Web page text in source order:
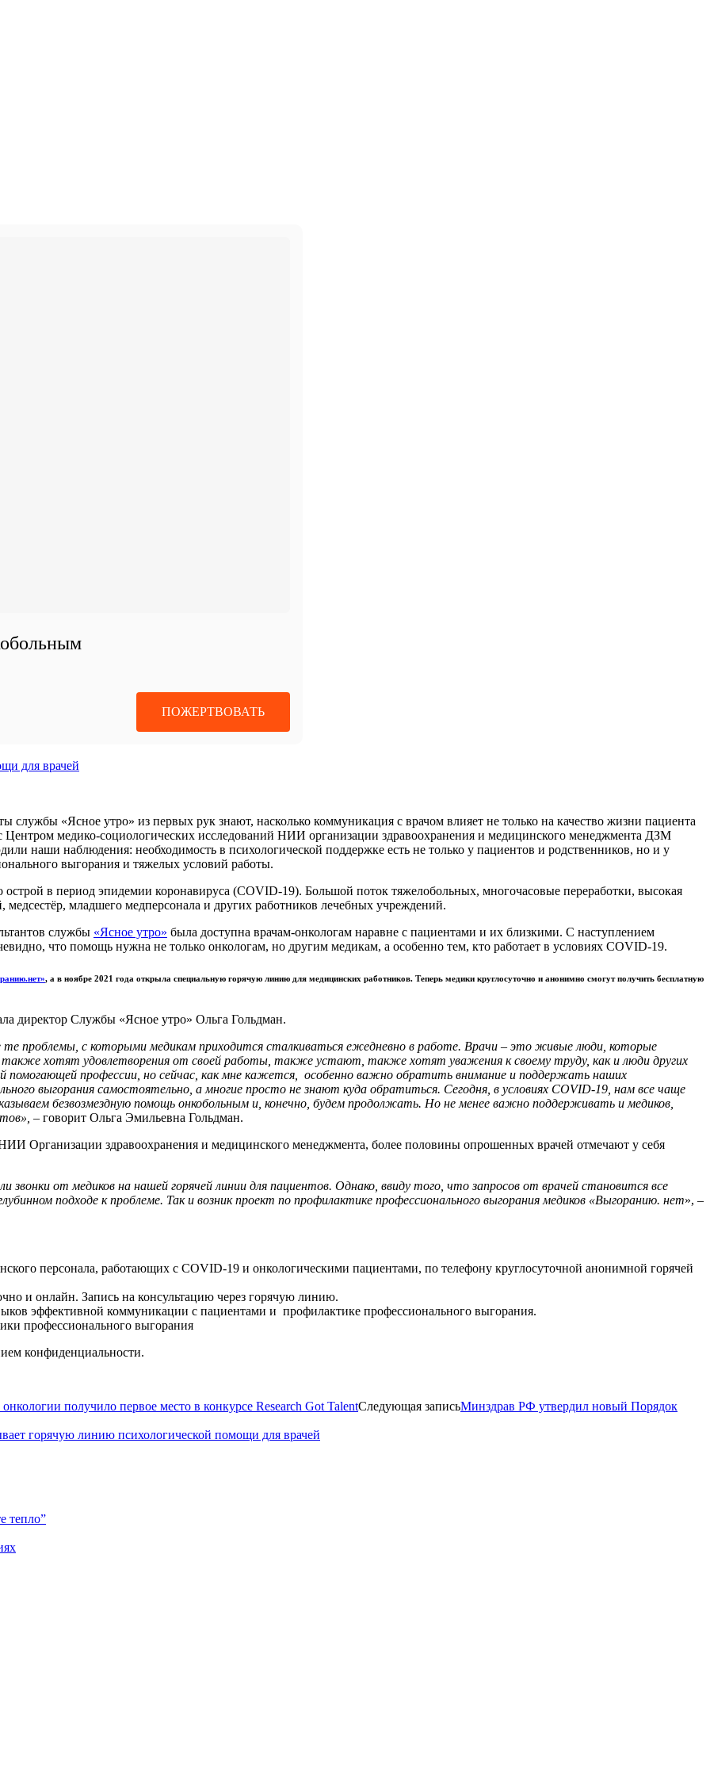
ПОЖЕРТВОВАТЬ
для врачей
службы «Ясное утро» из первых рук знают, насколько коммуникация с врачом влияет не только на качество жизни пациента
медико-социологических исследований НИИ организации здравоохранения и медицинского менеджмента ДЗМ
наши наблюдения: необходимость в психологической поддержке есть не только у пациентов и родственников, но и у
выгорания и тяжелых условий работы.
острой в период эпидемии коронавируса (COVID-19). Большой поток тяжелобольных, многочасовые переработки, высокая
медсестёр, младшего медперсонала и других работников лечебных учреждений.
службы «Ясное утро» была доступна врачам-онкологам наравне с пациентами и их близкими. С наступлением
что помощь нужна не только онкологам, но другим медикам, а особенно тем, кто работает в условиях COVID-19.
, а в ноябре 2021 года открыла специальную горячую линию для медицинских работников. Теперь медики круглосуточно и анонимно смогут получить бесплатную
директор Службы «Ясное утро» Ольга Гольдман.
те проблемы, с которыми медикам приходится сталкиваться ежедневно в работе. Врачи – это живые люди, которые
хотят удовлетворения от своей работы, также устают, также хотят уважения к своему труду, как и люди других
помогающей профессии, но сейчас, как мне кажется, особенно важно обратить внимание и поддержать наших
выгорания самостоятельно, а многие просто не знают куда обратиться. Сегодня, в условиях COVID-19, нам все чаще
безвозмездную помощь онкобольным и, конечно, будем продолжать. Но не менее важно поддерживать и медиков,
– говорит Ольга Эмильевна Гольдман.
Организации здравоохранения и медицинского менеджмента, более половины опрошенных врачей отмечают у себя
от медиков на нашей горячей линии для пациентов. Однако, ввиду того, что запросов от врачей становится все
подходе к проблеме. Так и возник проект по профилактике профессионального выгорания медиков «Выгоранию. нет», –
персонала, работающих с COVID-19 и онкологическими пациентами, по телефону круглосуточной анонимной горячей
и онлайн. Запись на консультацию через горячую линию.
эффективной коммуникации с пациентами и профилактике профессионального выгорания.
профессионального выгорания
конфиденциальности.
получило первое место в конкурсе Research Got TalentСледующая записьМинздрав РФ утвердил новый Порядок
горячую линию психологической помощи для врачей
тепло”